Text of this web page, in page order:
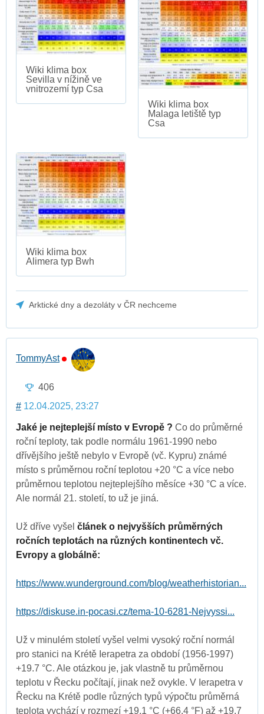
Wiki klima box
Sevilla v nížině ve
vnitrozemí typ Csa
Wiki klima box
Malaga letiště typ
Csa
Wiki klima box
Alimera typ Bwh
Arktické dny a dezoláty v ČR nechceme
TommyAst
406
# 12.04.2025, 23:27
Jaké je nejteplejší místo v Evropě ? Co do průměrné
roční teploty, tak podle normálu 1961-1990 nebo
dřívějšího ještě nebylo v Evropě (vč. Kypru) známé
místo s průměrnou roční teplotou +20 °C a více nebo
průměrnou teplotou nejteplejšího měsíce +30 °C a více.
Ale normál 21. století, to už je jiná.
Už dříve vyšel článek o nejvyšších průměrných
ročních teplotách na různých kontinentech vč.
Evropy a globálně:
https://www.wunderground.com/blog/weatherhistorian...
https://diskuse.in-pocasi.cz/tema-10-6281-Nejvyssi...
Už v minulém století vyšel velmi vysoký roční normál
pro stanici na Krétě Ierapetra za období (1956-1997)
+19.7 °C. Ale otázkou je, jak vlastně tu průměrnou
teplotu v Řecku počítají, jinak než ovykle. V Ierapetra v
Řecku na Krétě podle různých typů výpočtu průměrná
teplota vychází v rozmezí +19.1 °C (+66.4 °F) až +19.7